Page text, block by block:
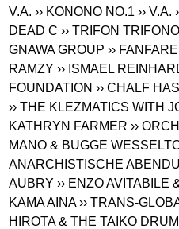
V.A. ›› KONONO NO.1 ›› V.A.
DEAD C ›› TRIFON
GNAWA GROUP ››
RAMZY ›› ISMAEL
FOUNDATION ›› CHALF
›› THE KLEZMATICS WITH
KATHRYN FARMER ››
MANO & BUGGE
ANARCHISTISCHE
AUBRY ›› ENZO AVITABILE
KAMA AINA ›› TRANS-
HIROTA & THE TAIKO